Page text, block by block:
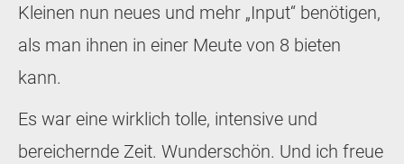
Kleinen nun neues und mehr „Input“ benötigen,
als man ihnen in einer Meute von 8 bieten
kann.
Es war eine wirklich tolle, intensive und
bereichernde Zeit. Wunderschön. Und ich freue